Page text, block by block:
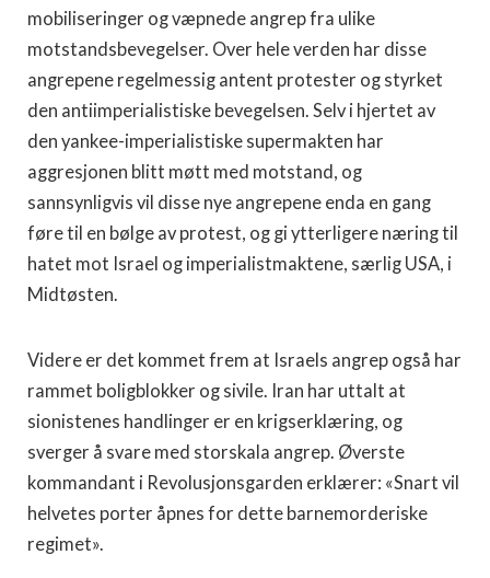
mobiliseringer og væpnede angrep fra ulike
motstandsbevegelser. Over hele verden har disse
angrepene regelmessig antent protester og styrket
den antiimperialistiske bevegelsen. Selv i hjertet av
den yankee-imperialistiske supermakten har
aggresjonen blitt møtt med motstand, og
sannsynligvis vil disse nye angrepene enda en gang
føre til en bølge av protest, og gi ytterligere næring til
hatet mot Israel og imperialistmaktene, særlig USA, i
Midtøsten.
Videre er det kommet frem at Israels angrep også har
rammet boligblokker og sivile. Iran har uttalt at
sionistenes handlinger er en krigserklæring, og
sverger å svare med storskala angrep. Øverste
kommandant i Revolusjonsgarden erklærer: «Snart vil
helvetes porter åpnes for dette barnemorderiske
regimet».